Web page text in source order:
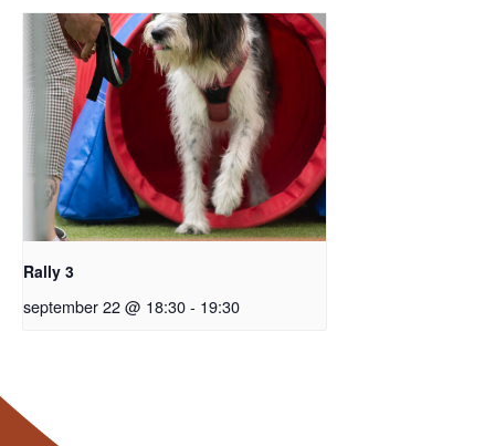
Rally 3
september 22 @ 18:30- 19:30